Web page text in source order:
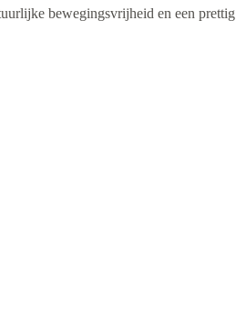
bewegingsvrijheid en een prettig